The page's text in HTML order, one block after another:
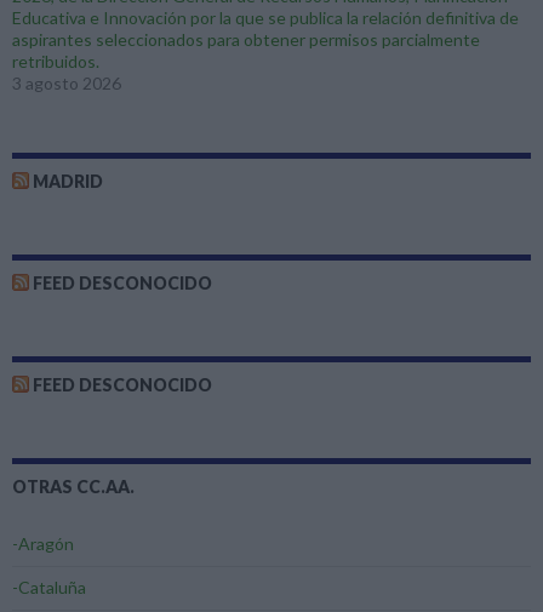
Educativa e Innovación por la que se publica la relación definitiva de
aspirantes seleccionados para obtener permisos parcialmente
retribuidos.
3 agosto 2026
MADRID
FEED DESCONOCIDO
FEED DESCONOCIDO
OTRAS CC.AA.
-Aragón
-Cataluña